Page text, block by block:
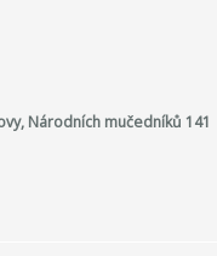
Národních mučedníků 141